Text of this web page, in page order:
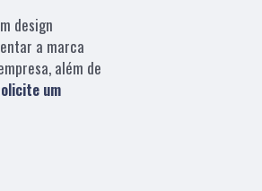
design
a marca
além de
um